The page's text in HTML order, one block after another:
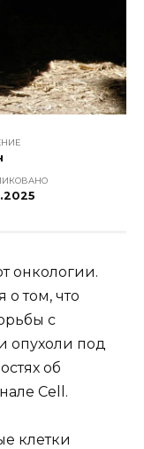
онкологии.
том, что
с
опухоли под
об
Cell.
клетки